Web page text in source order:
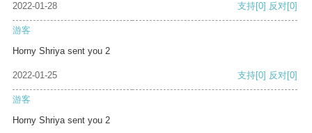
2022-01-28 支持[0] 反对[0]
游客
Horny Shriya sent you 2
2022-01-25 支持[0] 反对[0]
游客
Horny Shriya sent you 2